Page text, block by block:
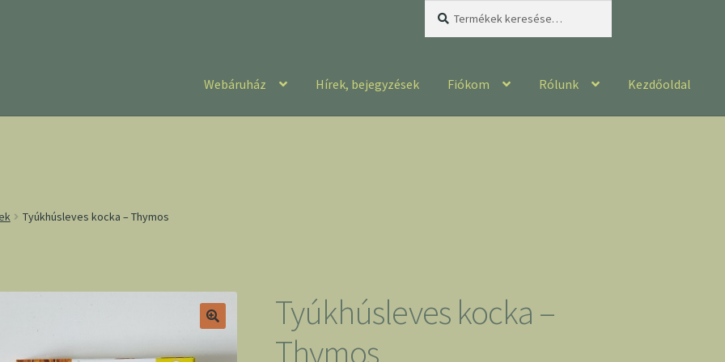
Webáruház Hírek, bejegyzések Fiókom Rólunk Kezdőoldal
Tyúkhúsleves kocka – Thymos
Tyúkhúsleves kocka –
Thymos